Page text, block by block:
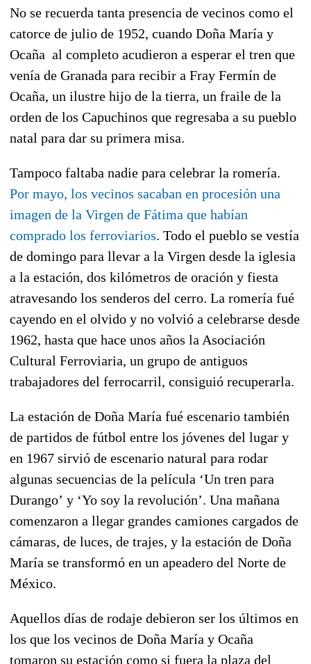
No se recuerda tanta presencia de vecinos como el
catorce de julio de 1952, cuando Doña María y
Ocaña al completo acudieron a esperar el tren que
venía de Granada para recibir a Fray Fermín de
Ocaña, un ilustre hijo de la tierra, un fraile de la
orden de los Capuchinos que regresaba a su pueblo
natal para dar su primera misa.
Tampoco faltaba nadie para celebrar la romería.
Por mayo, los vecinos sacaban en procesión una
imagen de la Virgen de Fátima que habían
comprado los ferroviarios. Todo el pueblo se vestía
de domingo para llevar a la Virgen desde la iglesia
a la estación, dos kilómetros de oración y fiesta
atravesando los senderos del cerro. La romería fué
cayendo en el olvido y no volvió a celebrarse desde
1962, hasta que hace unos años la Asociación
Cultural Ferroviaria, un grupo de antiguos
trabajadores del ferrocarril, consiguió recuperarla.
La estación de Doña María fué escenario también
de partidos de fútbol entre los jóvenes del lugar y
en 1967 sirvió de escenario natural para rodar
algunas secuencias de la película ‘Un tren para
Durango’ y ‘Yo soy la revolución’. Una mañana
comenzaron a llegar grandes camiones cargados de
cámaras, de luces, de trajes, y la estación de Doña
María se transformó en un apeadero del Norte de
México.
Aquellos días de rodaje debieron ser los últimos en
los que los vecinos de Doña María y Ocaña
tomaron su estación como si fuera la plaza del